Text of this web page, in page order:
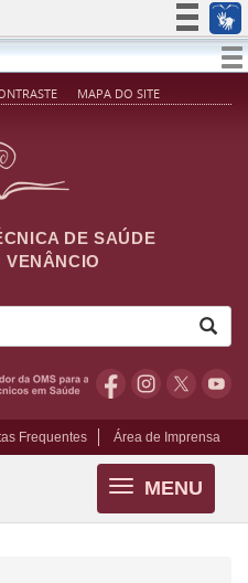
Simplifique!
Participe
MAPA DO SITE
DE SAÚDE
VENÂNCIO
Frequentes Área de Imprensa
MENU
Toggle
navigation